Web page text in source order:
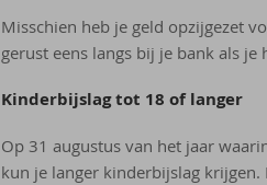
Misschien heb je geld opzijgezet
gerust eens langs bij je bank als je
Kinderbijslag tot 18 of langer
Op 31 augustus van het jaar
kun je langer kinderbijslag